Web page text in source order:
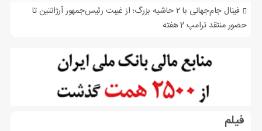
فینال جام‌جهانی با ۲ حاشیه بزرگ؛ از غیبت رئیس‌جمهور آرژانتین تا
حضور منتقد ترامپ 2 هفته
فیلم